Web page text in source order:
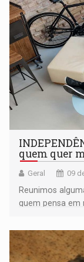
quem quer
Geral 09
Reunimos
quem pensa em